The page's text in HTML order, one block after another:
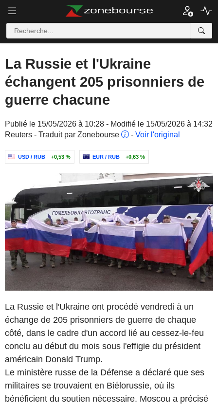
La Russie et l'Ukraine
échangent 205 prisonniers de
guerre chacune
Publié le 15/05/2026 à 10:28 - Modifié le 15/05/2026 à 14:32
Reuters - Traduit par Zonebourse
- Voir l'original
USD / RUB +0,53 % EUR / RUB +0,63 %
La Russie et l'Ukraine ont procédé vendredi à un
échange de 205 prisonniers de guerre de chaque
côté, dans le cadre d'un accord lié au cessez-le-feu
conclu au début du mois sous l'effigie du président
américain Donald Trump.
Le ministère russe de la Défense a déclaré que ses
militaires se trouvaient en Biélorussie, où ils
bénéficient du soutien nécessaire. Moscou a précisé